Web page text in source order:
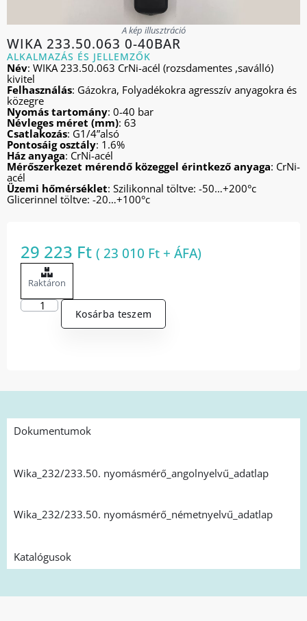
A kép illusztráció
WIKA 233.50.063 0-40BAR
ALKALMAZÁS ÉS JELLEMZŐK
Név: WIKA 233.50.063 CrNi-acél (rozsdamentes ,saválló)
kivitel
Felhasználás: Gázokra, Folyadékokra agresszív anyagokra és
közegre
Nyomás tartomány: 0-40 bar
Névleges méret (mm): 63
Csatlakozás: G1/4”alsó
Pontosáig osztály: 1.6%
Ház anyaga: CrNi-acél
Mérőszerkezet mérendő közeggel érintkező anyaga: CrNi-
acél
Üzemi hőmérséklet: Szilikonnal töltve: -50…+200°c
Glicerinnel töltve: -20…+100°c
29 223 Ft ( 23 010 Ft + ÁFA)
Raktáron
Kosárba teszem
Dokumentumok
Wika_232/233.50. nyomásmérő_angolnyelvű_adatlap
Wika_232/233.50. nyomásmérő_németnyelvű_adatlap
Katalógusok